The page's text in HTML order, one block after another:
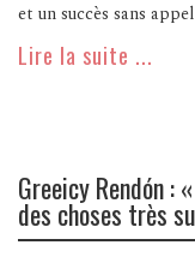
et un succès sans
Lire la suite ...
Greeicy Rendón :
des choses très